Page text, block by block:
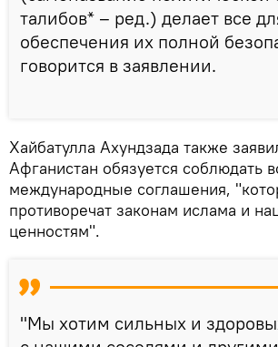
талибов* – ред.) делает все
обеспечения их полной
говорится в заявлении.
Хайбатулла Ахундзада также
Афганистан обязуется соблюдать
международные соглашения,
противоречат законам ислама и
ценностям".
"Мы хотим сильных и